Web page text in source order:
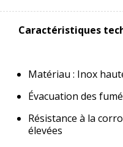
Caractéristiques
Matériau : Inox
Évacuation des
Résistance à la
élevées